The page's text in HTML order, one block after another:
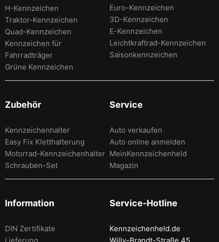
H-Kennzeichen
Traktor-Kennzeichen
Quad-Kennzeichen
Kennzeichen für
Fahrradträger
Grüne Kennzeichen
Euro-Kennzeichen
3D-Kennzeichen
E-Kennzeichen
Leichtkraftrad-Kennzeichen
Saisonkennzeichen
Zubehör
Kennzeichenhalter
Easy Fix Kletthalterung
Motorrad-Kennzeichenhalter
Schrauben-Set
Service
Auto verkaufen
Auto online anmelden
MeinKennzeichenheld
Magazin
Information
DIN Zertifikate
Lieferung
Service-Hotline
Kennzeichenheld.de
Willy-Brandt-Straße 45